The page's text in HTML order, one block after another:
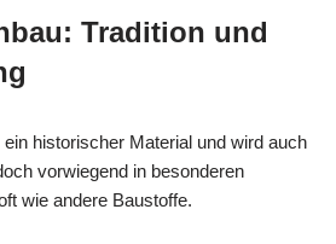
Tradition und
historischer Material und wird auch
vorwiegend in besonderen
wie andere Baustoffe.